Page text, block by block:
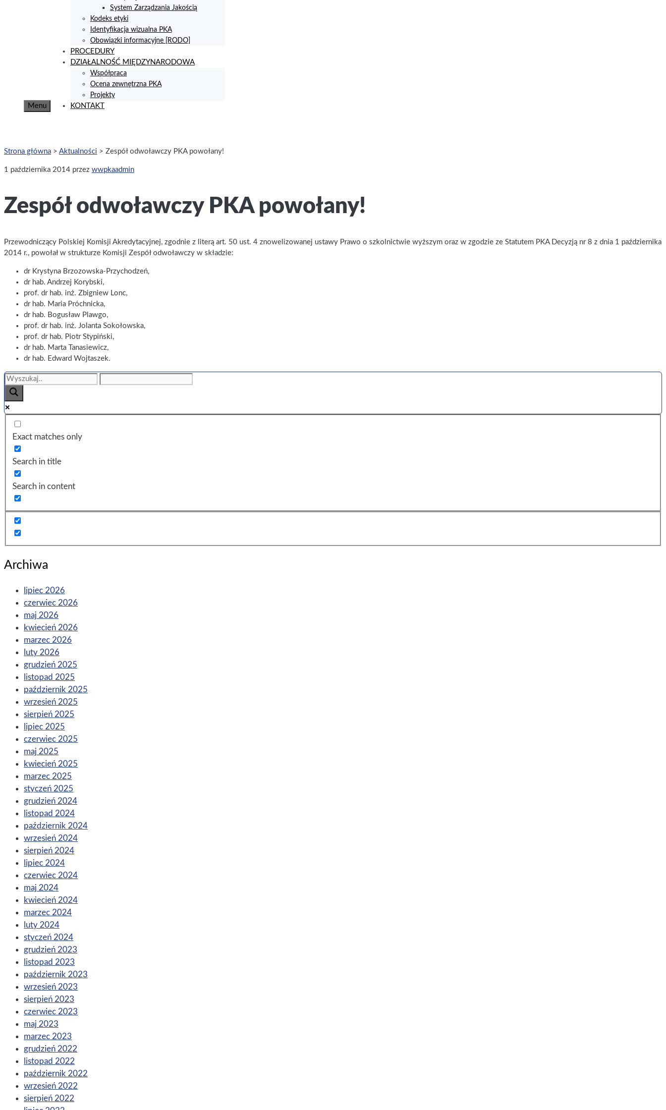
Menu
System Zarządzania Jakością
Kodeks etyki
Identyfikacja wizualna PKA
Obowiązki informacyjne [RODO]
PROCEDURY
DZIAŁALNOŚĆ MIĘDZYNARODOWA
Współpraca
Ocena zewnętrzna PKA
Projekty
KONTAKT
Strona główna > Aktualności > Zespół odwoławczy PKA powołany!
1 października 2014 przez wwpkaadmin
Zespół odwoławczy PKA powołany!
Przewodniczący Polskiej Komisji Akredytacyjnej, zgodnie z literą art. 50 ust. 4 znowelizowanej ustawy Prawo o szkolnictwie wyższym oraz w zgodzie ze Statutem PKA Decyzją nr 8 z dnia 1 października
2014 r., powołał w strukturze Komisji Zespół odwoławczy w składzie:
dr Krystyna Brzozowska-Przychodzeń,
dr hab. Andrzej Korybski,
prof. dr hab. inż. Zbigniew Lonc,
dr hab. Maria Próchnicka,
dr hab. Bogusław Plawgo,
prof. dr hab. inż. Jolanta Sokołowska,
prof. dr hab. Piotr Stypiński,
dr hab. Marta Tanasiewicz,
dr hab. Edward Wojtaszek.
Exact matches only
Search in title
Search in content
Archiwa
lipiec 2026
czerwiec 2026
maj 2026
kwiecień 2026
marzec 2026
luty 2026
grudzień 2025
listopad 2025
październik 2025
wrzesień 2025
sierpień 2025
lipiec 2025
czerwiec 2025
maj 2025
kwiecień 2025
marzec 2025
styczeń 2025
grudzień 2024
listopad 2024
październik 2024
wrzesień 2024
sierpień 2024
lipiec 2024
czerwiec 2024
maj 2024
kwiecień 2024
marzec 2024
luty 2024
styczeń 2024
grudzień 2023
listopad 2023
październik 2023
wrzesień 2023
sierpień 2023
czerwiec 2023
maj 2023
marzec 2023
grudzień 2022
listopad 2022
październik 2022
wrzesień 2022
sierpień 2022